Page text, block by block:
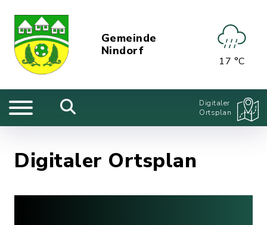
Gemeinde
Nindorf
17 °C
Digitaler
Ortsplan
Digitaler Ortsplan